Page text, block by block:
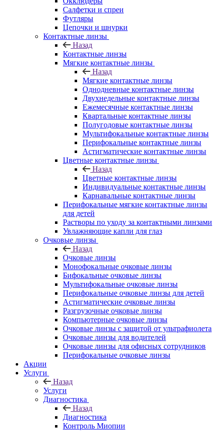
Салфетки и спреи
Футляры
Цепочки и шнурки
Контактные линзы
Назад
Контактные линзы
Мягкие контактные линзы
Назад
Мягкие контактные линзы
Однодневные контактные линзы
Двухнедельные контактные линзы
Ежемесячные контактные линзы
Квартальные контактные линзы
Полугодовые контактные линзы
Мультифокальные контактные линзы
Перифокальные контактные линзы
Астигматические контактные линзы
Цветные контактные линзы
Назад
Цветные контактные линзы
Индивидуальные контактные линзы
Карнавальные контактные линзы
Перифокальные мягкие контактные линзы
для детей
Растворы по уходу за контактными линзами
Увлажняющие капли для глаз
Очковые линзы
Назад
Очковые линзы
Монофокальные очковые линзы
Бифокальные очковые линзы
Мультифокальные очковые линзы
Перифокальные очковые линзы для детей
Астигматические очковые линзы
Разгрузочные очковые линзы
Компьютерные очковые линзы
Очковые линзы с защитой от ультрафиолета
Очковые линзы для водителей
Очковые линзы для офисных сотрудников
Перифокальные очковые линзы
Акции
Услуги
Назад
Услуги
Диагностика
Назад
Диагностика
Контроль Миопии